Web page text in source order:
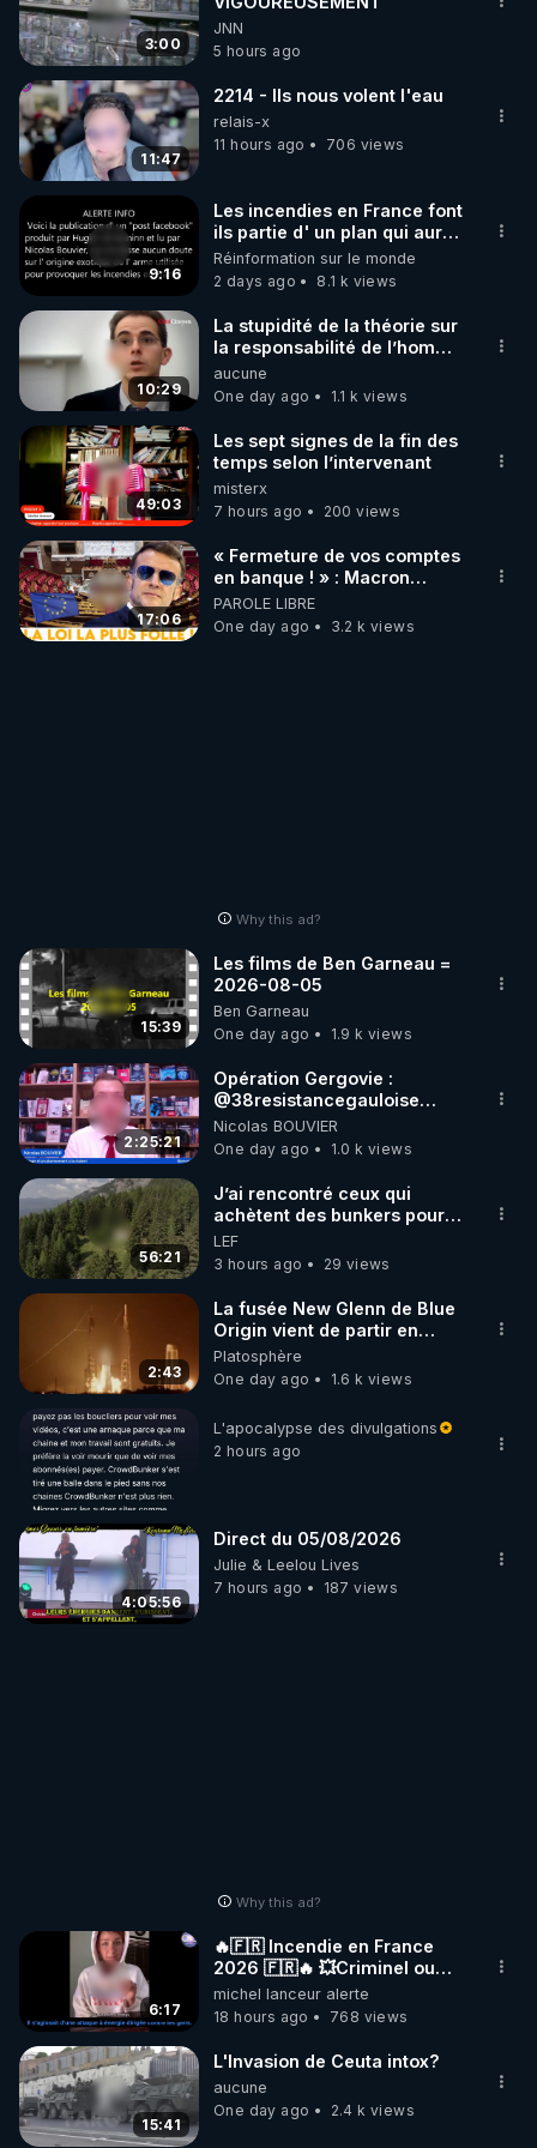
3:00
JNN
5 hours ago
11:47
2214 - Ils nous volent l'eau
relais-x
11 hours ago
706 views
9:16
Les incendies en France font
ils partie d' un plan qui aurait
débuté le 11 septembre 2001
?
Réinformation sur le monde
2 days ago
8.1 k views
10:29
La stupidité de la théorie sur
la responsabilité de l’homme
concernant le dioxyde de
carbone.
aucune
One day ago
1.1 k views
49:03
Les sept signes de la fin des
temps selon l’intervenant
misterx
7 hours ago
200 views
17:06
« Fermeture de vos comptes
en banque ! » : Macron
impose une loi folle !
PAROLE LIBRE
One day ago
3.2 k views
Why this ad?
15:39
Les films de Ben Garneau =
2026-08-05
Ben Garneau
One day ago
1.9 k views
2:25:21
Opération Gergovie :
‪@38resistancegauloise‬
‪@MarionSigautOfficiel‬
‪@gladysriifard5710‬ Laëtitia
Nicolas BOUVIER
One day ago
1.0 k views
56:21
J’ai rencontré ceux qui
achètent des bunkers pour
survivre à la fin du monde
LEF
3 hours ago
29 views
2:43
La fusée New Glenn de Blue
Origin vient de partir en
fumée.
Platosphère
One day ago
1.6 k views
L'apocalypse des divulgations
2 hours ago
4:05:56
Direct du 05/08/2026
Julie & Leelou Lives
7 hours ago
187 views
Why this ad?
6:17
🔥🇫🇷 Incendie en France
2026 🇫🇷🔥 💥Criminel ou
coincidence naturelle?💥
@NostraDamoucho
michel lanceur alerte
18 hours ago
768 views
15:41
L'Invasion de Ceuta intox?
aucune
One day ago
2.4 k views